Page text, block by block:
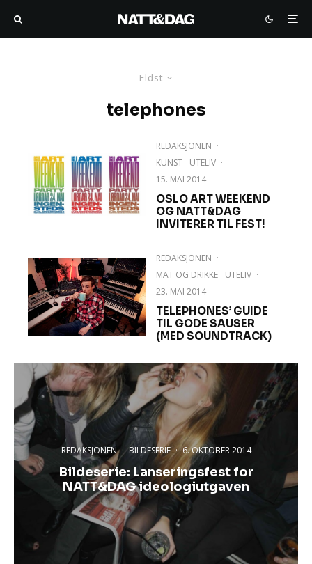
Eldst
telephones
REDAKSJONEN ·
KUNST
UTELIV ·
15. MAI 2014
OSLO ART WEEKEND
OG NATT&DAG
INVITERER TIL FEST!
REDAKSJONEN ·
MAT OG DRIKKE
UTELIV ·
23. MAI 2014
TELEPHONES’ GUIDE
TIL GODE SAUSER
(MED SOUNDTRACK)
REDAKSJONEN · BILDESERIE · 6. OKTOBER 2014
Bildeserie: Lanseringsfest for
NATT&DAG ideologiutgaven